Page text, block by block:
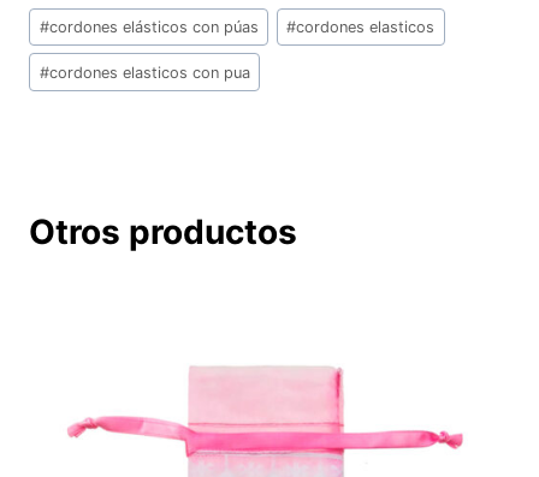
Etiquetas
de
la
#cordones elásticos con púas #cordones elasticos
#cordones elasticos con pua
Otros productos